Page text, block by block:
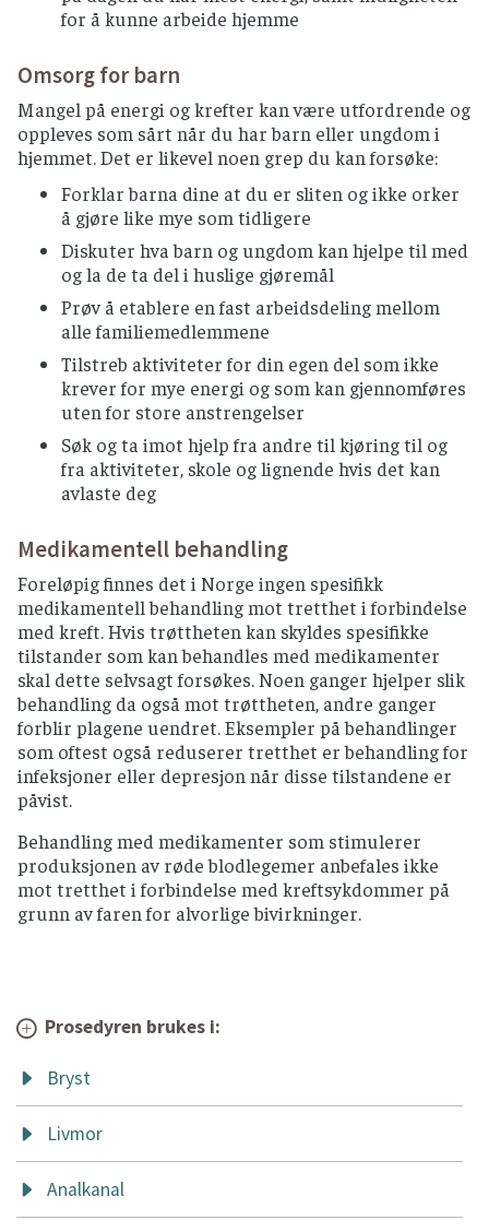
Prosedyren brukes i:
Bryst
Livmor
Analkanal
for å kunne arbeide hjemme
Omsorg for barn
Mangel på energi og krefter kan være utfordrende og
oppleves som sårt når du har barn eller ungdom i
hjemmet. Det er likevel noen grep du kan forsøke:
Forklar barna dine at du er sliten og ikke orker
å gjøre like mye som tidligere
Diskuter hva barn og ungdom kan hjelpe til med
og la de ta del i huslige gjøremål
Prøv å etablere en fast arbeidsdeling mellom
alle familiemedlemmene
Tilstreb aktiviteter for din egen del som ikke
krever for mye energi og som kan gjennomføres
uten for store anstrengelser
Søk og ta imot hjelp fra andre til kjøring til og
fra aktiviteter, skole og lignende hvis det kan
avlaste deg
Medikamentell behandling
Foreløpig finnes det i Norge ingen spesifikk
medikamentell behandling mot tretthet i forbindelse
med kreft. Hvis trøttheten kan skyldes spesifikke
tilstander som kan behandles med medikamenter
skal dette selvsagt forsøkes. Noen ganger hjelper slik
behandling da også mot trøttheten, andre ganger
forblir plagene uendret. Eksempler på behandlinger
som oftest også reduserer tretthet er behandling for
infeksjoner eller depresjon når disse tilstandene er
påvist.
Behandling med medikamenter som stimulerer
produksjonen av røde blodlegemer anbefales ikke
mot tretthet i forbindelse med kreftsykdommer på
grunn av faren for alvorlige bivirkninger.